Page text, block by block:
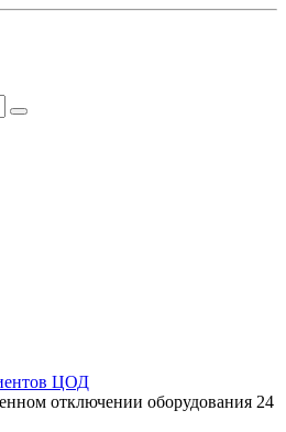
ЦОД
отключении оборудования 24